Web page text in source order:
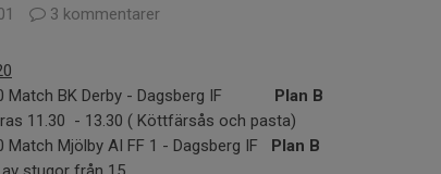
3 kommentarer
Match BK Derby - Dagsberg IF Plan B
11.30 - 13.30 ( Köttfärsås och pasta)
Match Mjölby AI FF 1 - Dagsberg IF Plan B